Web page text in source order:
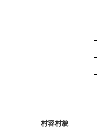
村容村貌